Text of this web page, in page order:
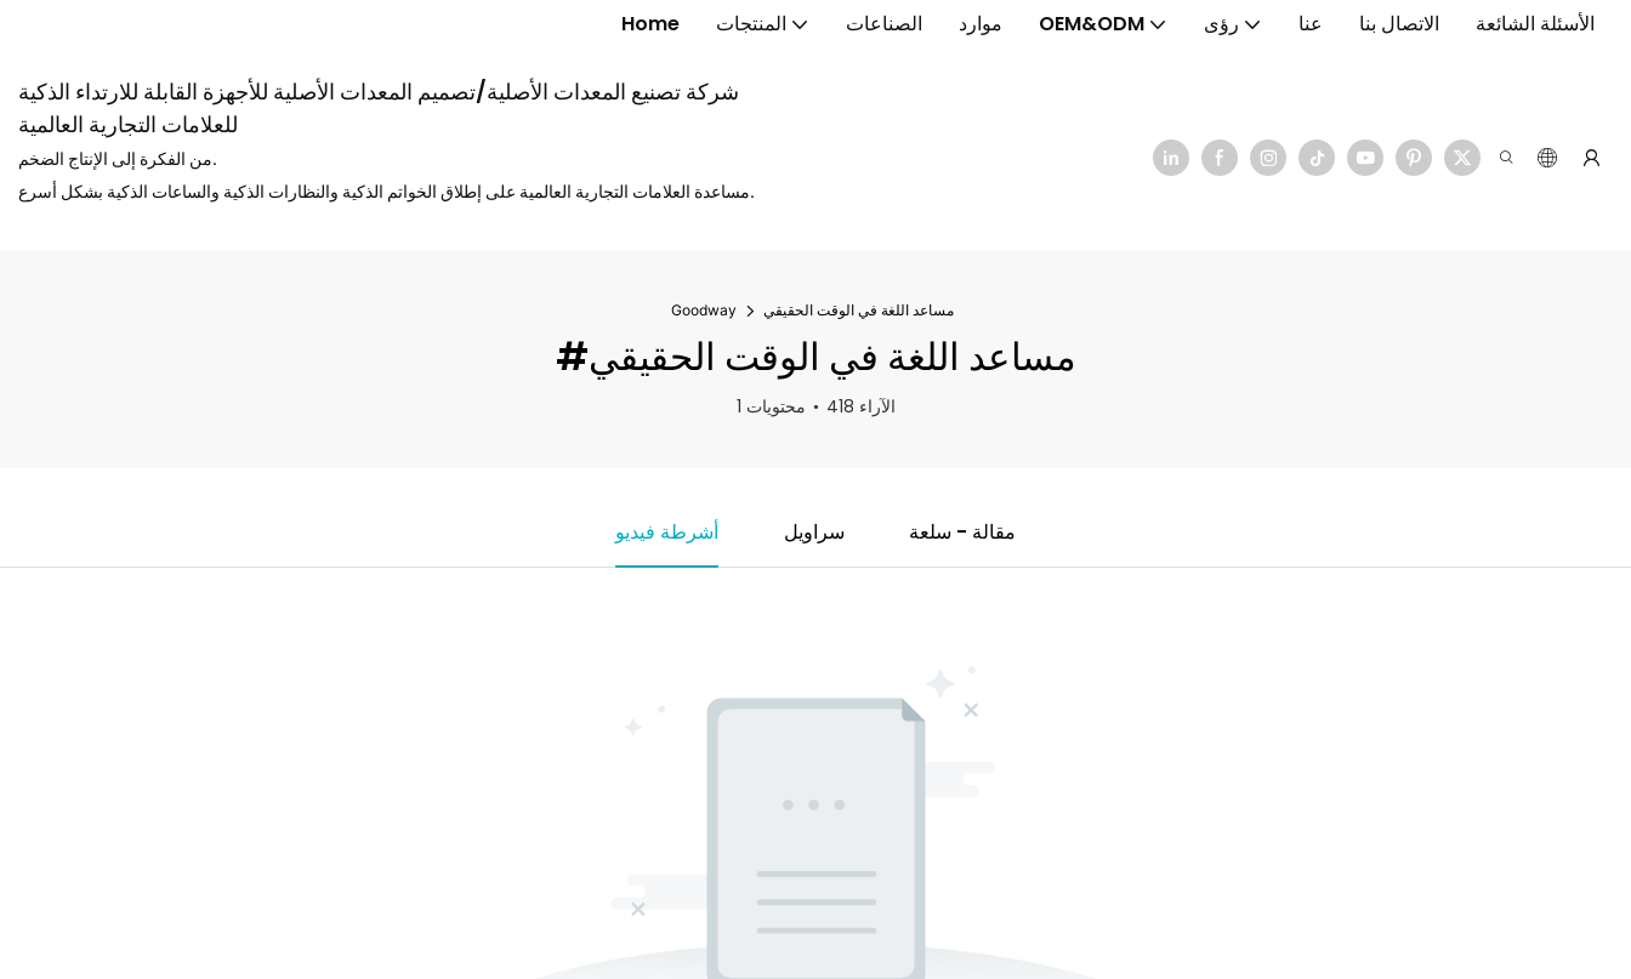
Home المنتجات الصناعات موارد OEM&ODM رؤى عنا الاتصال بنا الأسئلة الشائعة
شركة تصنيع المعدات الأصلية/تصميم المعدات الأصلية للأجهزة القابلة للارتداء الذكية
للعلامات التجارية العالمية
من الفكرة إلى الإنتاج الضخم.
مساعدة العلامات التجارية العالمية على إطلاق الخواتم الذكية والنظارات الذكية والساعات الذكية بشكل أسرع.
Goodway مساعد اللغة في الوقت الحقيقي
#مساعد اللغة في الوقت الحقيقي
1 محتويات 418 الآراء
أشرطة فيديو سراويل مقالة - سلعة